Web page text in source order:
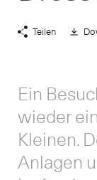
Teilen
Ein
wieder
Kleinen.
Anlagen